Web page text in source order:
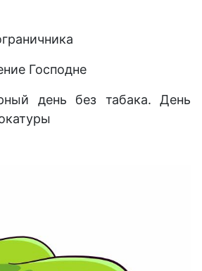
Господне
день без табака. День